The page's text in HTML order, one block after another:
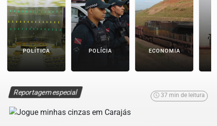
POLÍTICA POLÍCIA ECONOMIA
Reportagem especial 37 min de leitura